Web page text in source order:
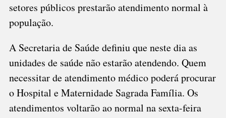
setores públicos prestarão atendimento normal à
população.
A Secretaria de Saúde definiu que neste dia as
unidades de saúde não estarão atendendo. Quem
necessitar de atendimento médico poderá procurar
o Hospital e Maternidade Sagrada Família. Os
atendimentos voltarão ao normal na sexta-feira